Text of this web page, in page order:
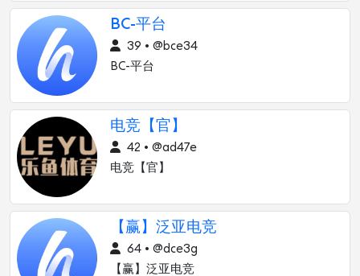
BC-平台
39 • @bce34
BC-平台
电竞【官】
42 • @ad47e
电竞【官】
【赢】泛亚电竞
64 • @dce3g
【赢】泛亚电竞